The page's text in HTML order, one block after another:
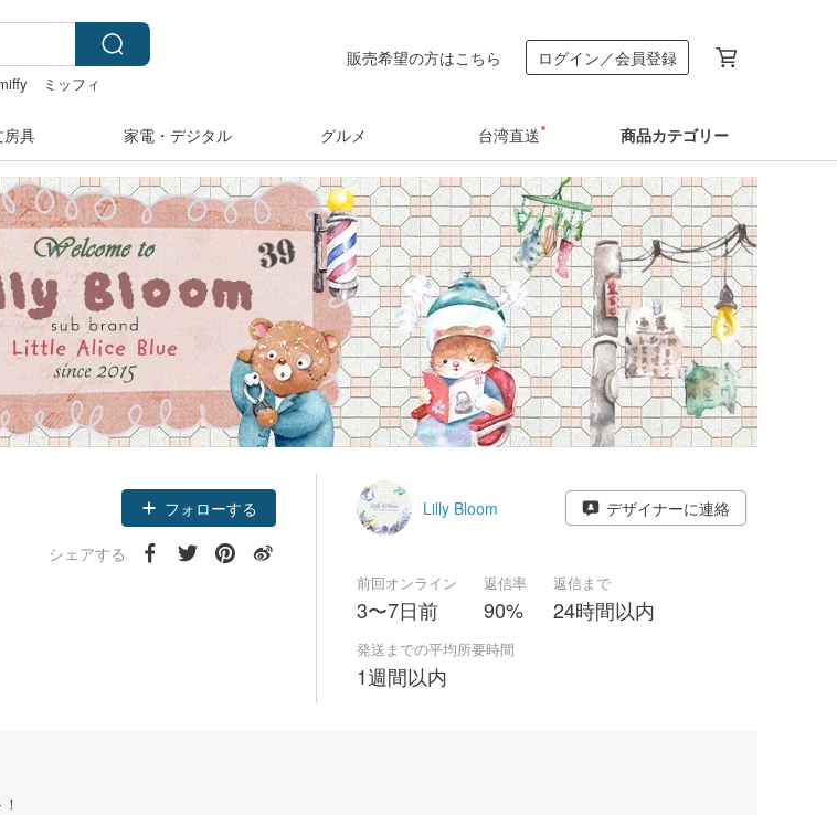
ミッフィ
販売希望の方はこちら ログイン／会員登録
房具 家電・デジタル グルメ 台湾直送 商品カテゴリー
フォローする
シェアする
Lilly Bloom デザイナーに連絡
前回オンライン
3〜7日前
返信率
90%
返信まで
24時間以内
発送までの平均所要時間
1週間以内